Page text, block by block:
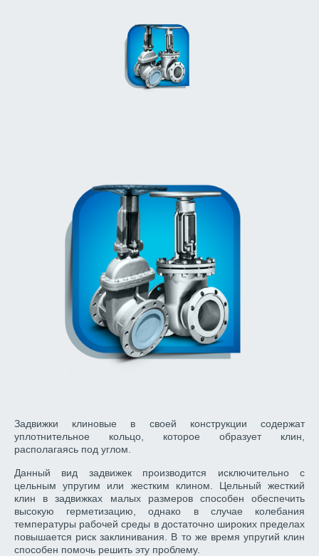
Задвижки клиновые в своей конструкции содержат
уплотнительное кольцо, которое образует клин,
располагаясь под углом.
Данный вид задвижек производится исключительно с
цельным упругим или жестким клином. Цельный жесткий
клин в задвижках малых размеров способен обеспечить
высокую герметизацию, однако в случае колебания
температуры рабочей среды в достаточно широких пределах
повышается риск заклинивания. В то же время упругий клин
способен помочь решить эту проблему.